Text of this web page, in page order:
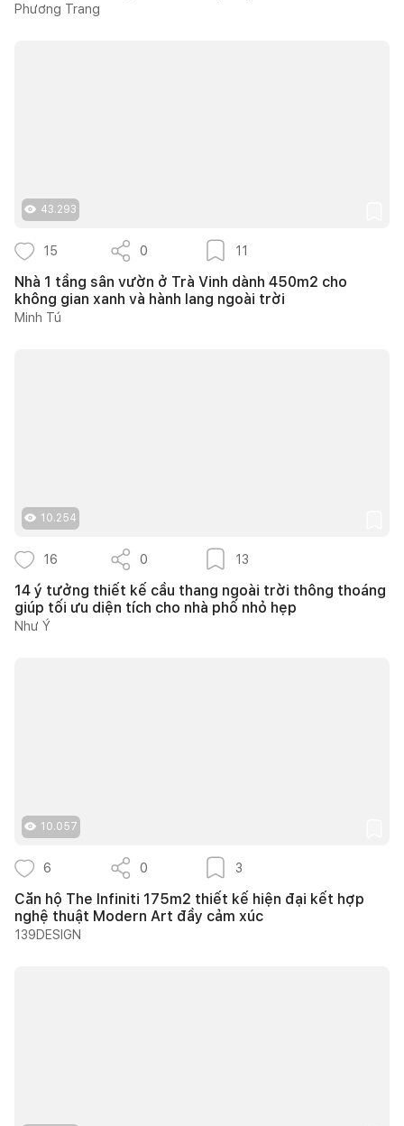
Phương Trang
43.293
15 0 11
Nhà 1 tầng sân vườn ở Trà Vinh dành 450m2 cho
không gian xanh và hành lang ngoài trời
Minh Tú
10.254
16 0 13
14 ý tưởng thiết kế cầu thang ngoài trời thông thoáng
giúp tối ưu diện tích cho nhà phố nhỏ hẹp
Như Ý
10.057
6 0 3
Căn hộ The Infiniti 175m2 thiết kế hiện đại kết hợp
nghệ thuật Modern Art đầy cảm xúc
139DESIGN